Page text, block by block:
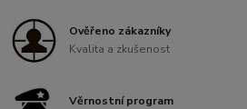
Ověřeno zákazníky
Kvalita a zkušenost
Věrnostní program